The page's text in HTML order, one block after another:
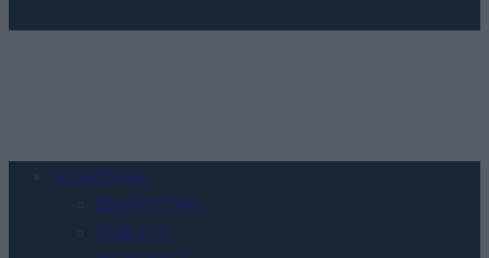
Urządzenia
SMARTFONY
TABLETY